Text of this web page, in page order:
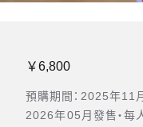
￥6,800
預購期間：2025年
2026年05月發售・每